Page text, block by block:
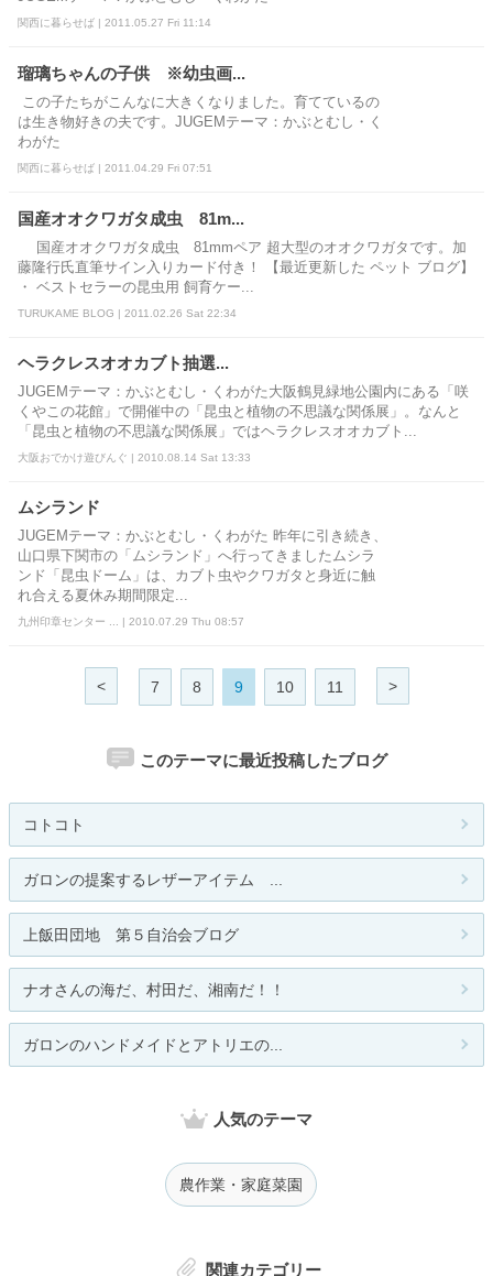
関西に暮らせば | 2011.05.27 Fri 11:14
瑠璃ちゃんの子供 ※幼虫画...
この子たちがこんなに大きくなりました。育てているの
は生き物好きの夫です。JUGEMテーマ：かぶとむし・く
わがた
関西に暮らせば | 2011.04.29 Fri 07:51
国産オオクワガタ成虫 81m...
国産オオクワガタ成虫 81mmペア 超大型のオオクワガタです。加
藤隆行氏直筆サイン入りカード付き！ 【最近更新した ペット ブログ】
・ ベストセラーの昆虫用 飼育ケー...
TURUKAME BLOG | 2011.02.26 Sat 22:34
ヘラクレスオオカブト抽選...
JUGEMテーマ：かぶとむし・くわがた大阪鶴見緑地公園内にある「咲
くやこの花館」で開催中の「昆虫と植物の不思議な関係展」。なんと
「昆虫と植物の不思議な関係展」ではヘラクレスオオカブト...
大阪おでかけ遊びんぐ | 2010.08.14 Sat 13:33
ムシランド
JUGEMテーマ：かぶとむし・くわがた 昨年に引き続き、
山口県下関市の「ムシランド」へ行ってきましたムシラ
ンド「昆虫ドーム」は、カブト虫やクワガタと身近に触
れ合える夏休み期間限定...
九州印章センター ... | 2010.07.29 Thu 08:57
< 7 8 9 10 11 >
このテーマに最近投稿したブログ
コトコト
ガロンの提案するレザーアイテム ...
上飯田団地 第５自治会ブログ
ナオさんの海だ、村田だ、湘南だ！！
ガロンのハンドメイドとアトリエの...
人気のテーマ
農作業・家庭菜園
関連カテゴリー